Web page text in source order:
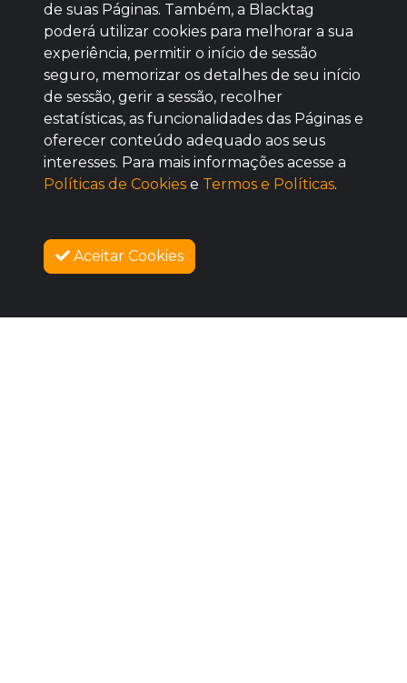
Baixe agora nosso app
SOBRE NÓS
de suas Páginas. Também, a Blacktag
poderá utilizar cookies para melhorar a sua
experiência, permitir o início de sessão
seguro, memorizar os detalhes de seu início
de sessão, gerir a sessão, recolher
estatísticas, as funcionalidades das Páginas e
oferecer conteúdo adequado aos seus
interesses. Para mais informações acesse a
Políticas de Cookies e Termos e Políticas.
Aceitar Cookies